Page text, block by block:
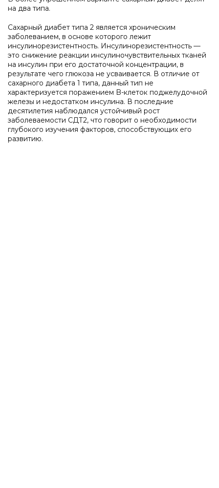
на два типа.
Сахарный диабет типа 2 является хроническим
заболеванием, в основе которого лежит
инсулинорезистентность. Инсулинорезистентность —
это снижение реакции инсулиночувствительных тканей
на инсулин при его достаточной концентрации, в
результате чего глюкоза не усваивается. В отличие от
сахарного диабета 1 типа, данный тип не
характеризуется поражением B-клеток поджелудочной
железы и недостатком инсулина. В последние
десятилетия наблюдался устойчивый рост
заболеваемости СДТ2, что говорит о необходимости
глубокого изучения факторов, способствующих его
развитию.